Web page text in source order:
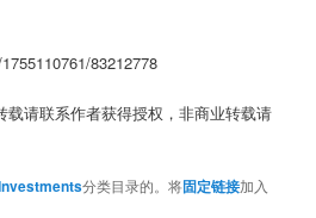
83212778
载请联系作者获得授权，非商业转载请
分类目录的。将固定链接加入